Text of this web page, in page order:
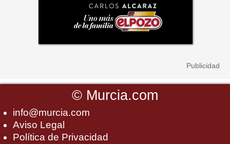
© Murcia.com
info@murcia.com
Aviso Legal
Política de Privacidad